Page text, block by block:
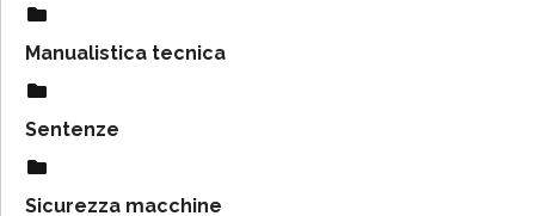
Manualistica tecnica
Sentenze
Sicurezza macchine